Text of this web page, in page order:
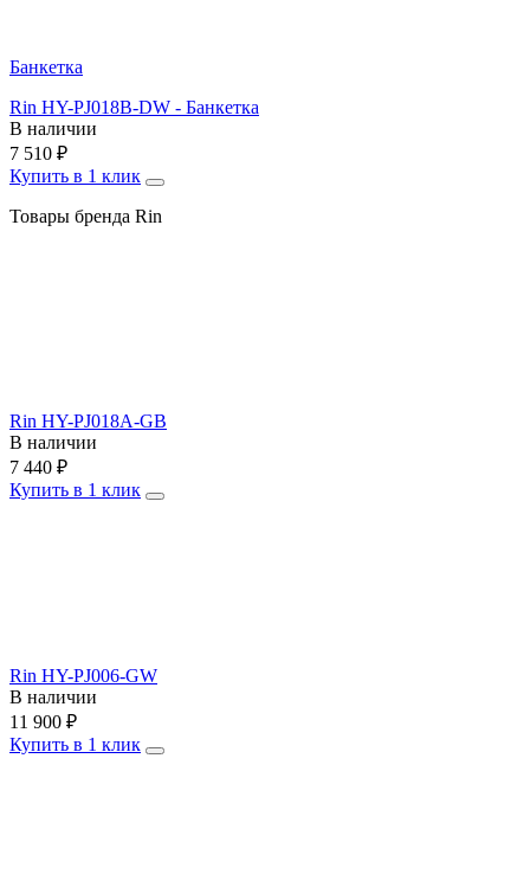
Банкетка
Rin HY-PJ018B-DW - Банкетка
В наличии
7 510 ₽
Купить в 1 клик
Товары бренда Rin
Rin HY-PJ018A-GB
В наличии
7 440 ₽
Купить в 1 клик
Rin HY-PJ006-GW
В наличии
11 900 ₽
Купить в 1 клик